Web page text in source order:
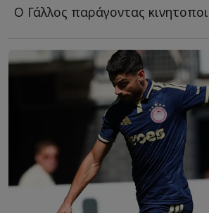
Ο Γάλλος παράγοντας